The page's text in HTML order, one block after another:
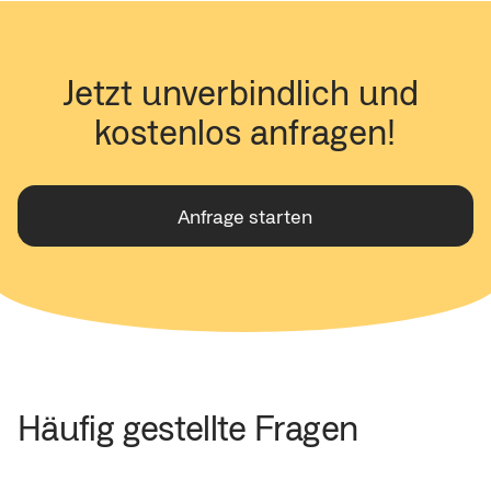
Jetzt unverbindlich und
kostenlos anfragen!
Anfrage starten
Häufig gestellte Fragen